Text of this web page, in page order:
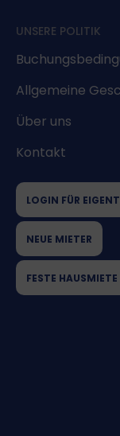
UNSERE POLITIK
Allgemeine
Über uns
Kontakt
LOGIN FÜR
NEUE MIETER
FESTE HAUSMIETE